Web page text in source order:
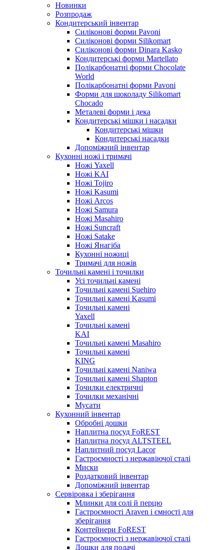
Новинки
Розпродаж
Кондитерський інвентар
Силіконові форми Pavoni
Силіконові форми Silikomart
Силіконові форми Dinara Kasko
Кондитерські форми Martellato
Полікарбонатні форми Chocolate
World
Полікарбонатні форми Pavoni
Форми для шоколаду Silikomart
Chocado
Металеві форми і дека
Кондитерські мішки і насадки
Кондитерські мішки
Кондитерські насадки
Допоміжний інвентар
Кухонні ножі і тримачі
Ножі Yaxell
Ножі KAI
Ножі Tojiro
Ножі Kasumi
Ножі Arcos
Ножі Samura
Ножі Masahiro
Ножі Suncraft
Ножі Satake
Ножі Янагіба
Кухонні ножиці
Тримачі для ножів
Точильні камені і точилки
Усі точильні камені
Точильні камені Suehiro
Точильні камені Kasumi
Точильні камені
Yaxell
Точильні камені
KAI
Точильні камені Masahiro
Точильні камені
KING
Точильні камені Naniwa
Точильні камені Shapton
Точилки електричні
Точилки механічні
Мусати
Кухонний інвентар
Обробні дошки
Наплитна посуд FoREST
Наплитна посуд ALTSTEEL
Наплитний посуд Lacor
Гастроємності з нержавіючої сталі
Миски
Роздатковий інвентар
Допоміжний інвентар
Сервіровка і зберігання
Млинки для солі й перцю
Гастроємності Araven і ємності для
зберігання
Контейнери FoREST
Гастроємності з нержавіючої сталі
Дошки для подачі